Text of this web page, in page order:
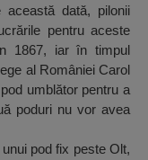
dată, pilonii
pentru aceste
1867, iar în timpul
al României Carol
umblător pentru a
poduri nu vor avea
pod fix peste Olt,